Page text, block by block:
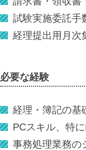
試験実施委託手
経理提出用月次
必要な経験
経理・簿記の基
PCスキル、特
事務処理業務の